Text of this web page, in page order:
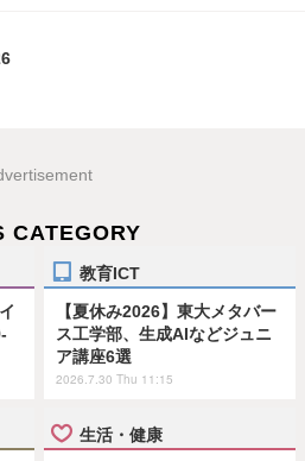
CATEGORY
教育ICT
【夏休み2026】東大メタバー
ス工学部、生成AIなどジュニ
ア講座6選
2026.7.30 Thu 11:15
生活・健康